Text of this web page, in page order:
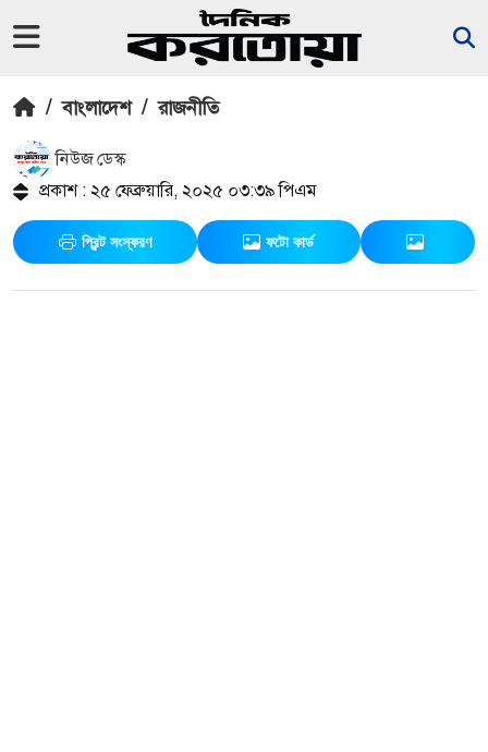
/ বাংলাদেশ / রাজনীতি
নিউজ ডেস্ক
প্রকাশ : ২৫ ফেব্রুয়ারি, ২০২৫ ০৩:৩৯ পিএম
প্রিন্ট সংস্করণ ফটো কার্ড